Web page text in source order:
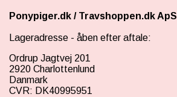
Ponypiger.dk / Travshoppen.dk ApS
Lageradresse - åben efter aftale:
Ordrup Jagtvej 201
2920 Charlottenlund
Danmark
CVR: DK40995951